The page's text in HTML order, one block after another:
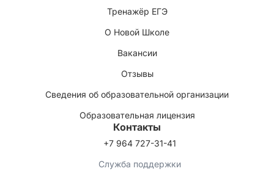
Тренажёр ЕГЭ
О Новой Школе
Вакансии
Отзывы
Сведения об образовательной организации
Образовательная лицензия
Контакты
+7 964 727-31-41
Служба поддержки